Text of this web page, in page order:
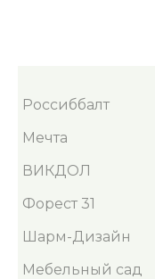
Россиббалт
Мечта
ВИКДОЛ
Форест 31
Шарм-Дизайн
Мебельный сад